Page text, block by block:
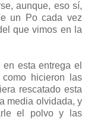
aunque, eso sí,
un Po cada vez
que vimos en la
esta entrega el
hicieron las
rescatado esta
media olvidada, y
el polvo y las